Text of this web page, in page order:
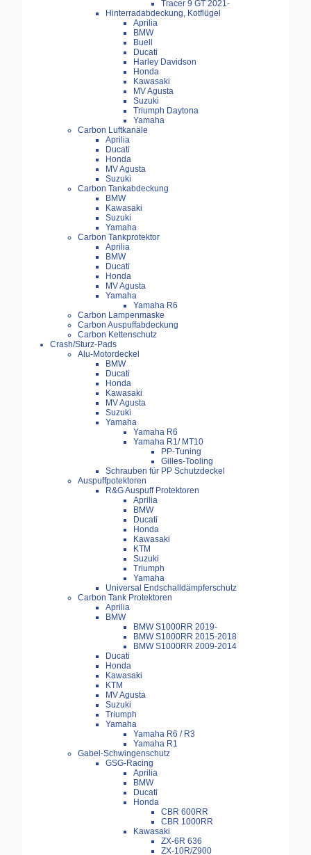
Tracer 9 GT 2021-
Hinterradabdeckung, Kotflügel
Aprilia
BMW
Buell
Ducati
Harley Davidson
Honda
Kawasaki
MV Agusta
Suzuki
Triumph Daytona
Yamaha
Carbon Luftkanäle
Aprilia
Ducati
Honda
MV Agusta
Suzuki
Carbon Tankabdeckung
BMW
Kawasaki
Suzuki
Yamaha
Carbon Tankprotektor
Aprilia
BMW
Ducati
Honda
MV Agusta
Yamaha
Yamaha R6
Carbon Lampenmaske
Carbon Auspuffabdeckung
Carbon Kettenschutz
Crash/Sturz-Pads
Alu-Motordeckel
BMW
Ducati
Honda
Kawasaki
MV Agusta
Suzuki
Yamaha
Yamaha R6
Yamaha R1/ MT10
PP-Tuning
Gilles-Tooling
Schrauben für PP Schutzdeckel
Auspuffpotektoren
R&G Auspuff Protektoren
Aprilia
BMW
Ducati
Honda
Kawasaki
KTM
Suzuki
Triumph
Yamaha
Universal Endschalldämpferschutz
Carbon Tank Protektoren
Aprilia
BMW
BMW S1000RR 2019-
BMW S1000RR 2015-2018
BMW S1000RR 2009-2014
Ducati
Honda
Kawasaki
KTM
MV Agusta
Suzuki
Triumph
Yamaha
Yamaha R6 / R3
Yamaha R1
Gabel-Schwingenschutz
GSG-Racing
Aprilia
BMW
Ducati
Honda
CBR 600RR
CBR 1000RR
Kawasaki
ZX-6R 636
ZX-10R/Z900